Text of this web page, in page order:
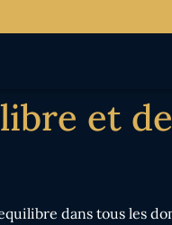
et
dans tous les